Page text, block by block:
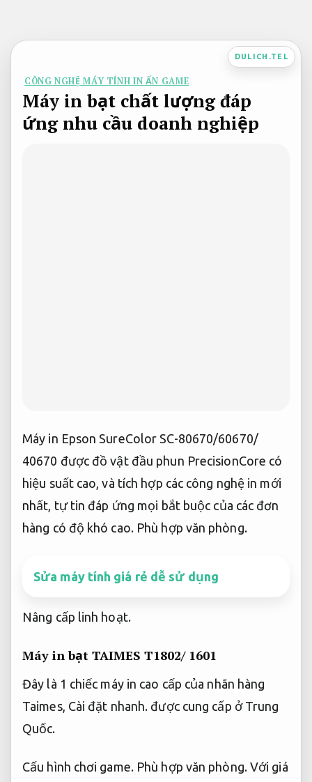
nội
dung
DULICH.TEL
CÔNG NGHỆ MÁY TÍNH IN ẤN GAME
Máy in bạt chất lượng đáp
ứng nhu cầu doanh nghiệp
Máy in Epson SureColor SC-80670/60670/
40670 được đồ vật đầu phun PrecisionCore có
hiệu suất cao, và tích hợp các công nghệ in mới
nhất, tự tin đáp ứng mọi bắt buộc của các đơn
hàng có độ khó cao. Phù hợp văn phòng.
Sửa máy tính giá rẻ dễ sử dụng
Nâng cấp linh hoạt.
Máy in bạt TAIMES T1802/ 1601
Đây là 1 chiếc máy in cao cấp của nhãn hàng
Taimes, Cài đặt nhanh. được cung cấp ở Trung
Quốc.
Cấu hình chơi game. Phù hợp văn phòng.Với giá